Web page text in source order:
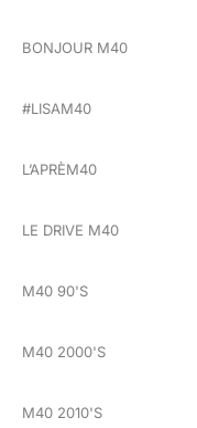
BONJOUR M40
#LISAM40
L’APRÈM40
LE DRIVE M40
M40 90'S
M40 2000'S
M40 2010'S